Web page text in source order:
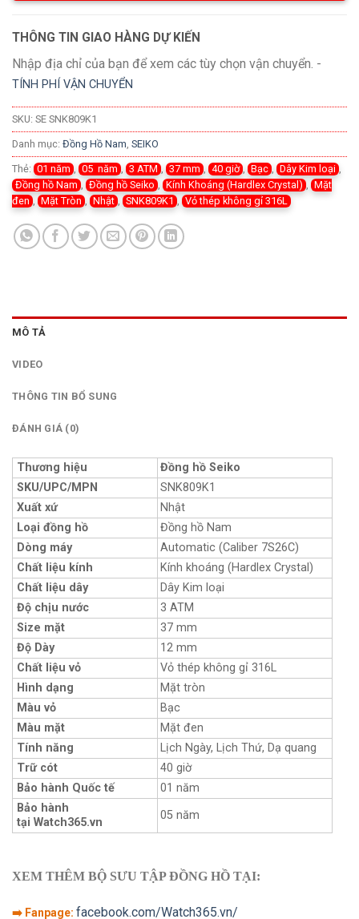
THÔNG TIN GIAO HÀNG DỰ KIẾN
Nhập địa chỉ của bạn để xem các tùy chọn vận chuyển. -
TÍNH PHÍ VẬN CHUYỂN
SKU: SE SNK809K1
Danh mục: Đồng Hồ Nam SEIKO
Thẻ: 01 năm 05 năm 3 ATM 37 mm 40 giờ Bạc Dây Kim loại
Đồng hồ Nam
Đồng hồ Seiko Kính Khoáng (Hardlex Crystal)
Mặt
đen
Mặt Tròn Nhật SNK809K1 Vỏ thép không gỉ 316L
MÔ TẢ
VIDEO
THÔNG TIN BỔ SUNG
ĐÁNH GIÁ (0)
Thương hiệu
Đồng hồ Seiko
SKU/UPC/MPN
SNK809K1
Xuất xứ
Nhật
Loại đồng hồ
Đồng hồ Nam
Dòng máy
Automatic (Caliber 7S26C)
Chất liệu kính
Kính khoáng (Hardlex Crystal)
Chất liệu dây
Dây Kim loại
Độ chịu nước
3 ATM
Size mặt
37 mm
Độ Dày
12 mm
Chất liệu vỏ
Vỏ thép không gỉ 316L
Hình dạng
Mặt tròn
Màu vỏ
Bạc
Màu mặt
Mặt đen
Tính năng
Lịch Ngày, Lịch Thứ, Dạ quang
Trữ cót
40 giờ
Bảo hành Quốc tế
01 năm
Bảo hành
tại Watch365.vn
05 năm
XEM THÊM BỘ SƯU TẬP ĐỒNG HỒ TẠI:
➡️ Fanpage: facebook.com/Watch365.vn/